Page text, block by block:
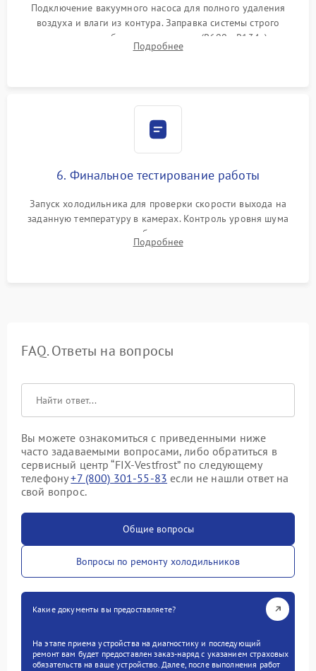
Подключение вакуумного насоса для полного удаления
воздуха и влаги из контура. Заправка системы строго
дозированным объемом хладагента (R600a, R134a) по
электронным весам. Контроль рабочего давления в системе.
Подробнее
6. Финальное тестирование работы
Запуск холодильника для проверки скорости выхода на
заданную температуру в камерах. Контроль уровня шума
компрессора, отсутствия обмерзания стенок и корректного
срабатывания системы автоматической оттайки.
Подробнее
FAQ. Ответы на вопросы
Вы можете ознакомиться с приведенными ниже
часто задаваемыми вопросами, либо обратиться в
сервисный центр “FIX-Vestfrost” по следующему
телефону+7 (800) 301-55-83 если не нашли ответ на
свой вопрос.
Общие вопросы
Вопросы по ремонту холодильников
Какие документы вы предоставляете?
На этапе приема устройства на диагностику и последующий
ремонт вам будет предоставлен заказ-наряд с указанием страховых
обязательств на ваше устройство. Далее, после выполнения работ